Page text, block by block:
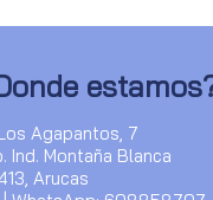
Agapantos, 7
Ind. Montaña Blanca
Arucas